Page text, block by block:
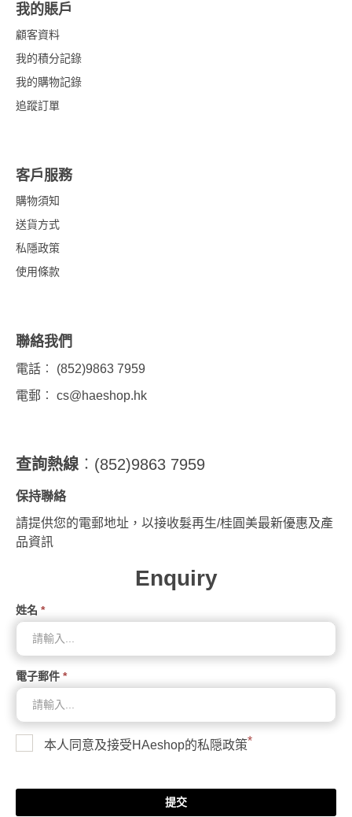
我的賬戶
顧客資料
我的積分記錄
我的購物記錄
追蹤訂單
客戶服務
購物須知
送貨方式
私隱政策
使用條款
聯絡我們
電話︰ (852)9863 7959
電郵︰ cs@haeshop.hk
查詢熱線 ︰(852)9863 7959
保持聯絡
請提供您的電郵地址，以接收髮再生/桂圓美最新優惠及產
品資訊
Enquiry
姓名 *
電子郵件 *
本人同意及接受HAeshop的私隠政策*
提交